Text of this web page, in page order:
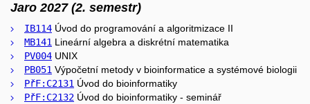
Jaro 2027 (2. semestr)
IB114 Úvod do programování a algoritmizace II
MB141 Lineární algebra a diskrétní matematika
PV004 UNIX
PB051 Výpočetní metody v bioinformatice a systémové biologii
PřF:C2131 Úvod do bioinformatiky
PřF:C2132 Úvod do bioinformatiky - seminář